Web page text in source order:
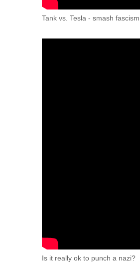
Tank vs. Tesla - smash
Is it really ok to punch a nazi?